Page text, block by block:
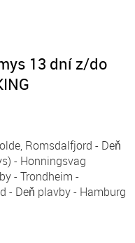
13 dní z/do
Romsdalfjord - Deň
- Honningsvag
- Trondheim -
- Deň plavby - Hamburg